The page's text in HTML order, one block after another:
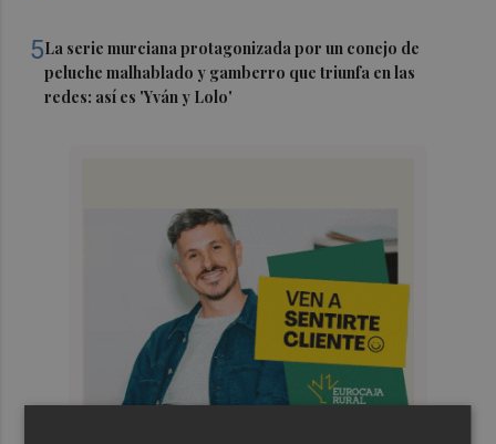
5La serie murciana protagonizada por un conejo de
peluche malhablado y gamberro que triunfa en las
redes: así es 'Yván y Lolo'